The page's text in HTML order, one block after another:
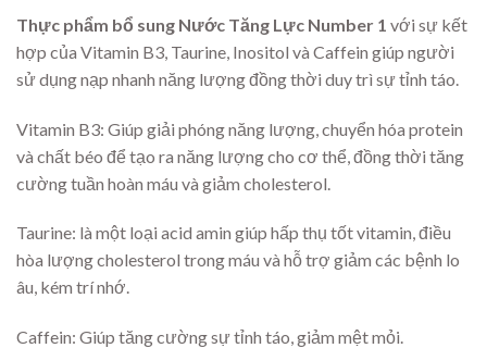
Thực phẩm bổ sung Nước Tăng Lực Number 1 với sự kết
hợp của Vitamin B3, Taurine, Inositol và Caffein giúp người
sử dụng nạp nhanh năng lượng đồng thời duy trì sự tỉnh táo.
Vitamin B3: Giúp giải phóng năng lượng, chuyển hóa protein
và chất béo để tạo ra năng lượng cho cơ thể, đồng thời tăng
cường tuần hoàn máu và giảm cholesterol.
Taurine: là một loại acid amin giúp hấp thụ tốt vitamin, điều
hòa lượng cholesterol trong máu và hỗ trợ giảm các bệnh lo
âu, kém trí nhớ.
Caffein: Giúp tăng cường sự tỉnh táo, giảm mệt mỏi.